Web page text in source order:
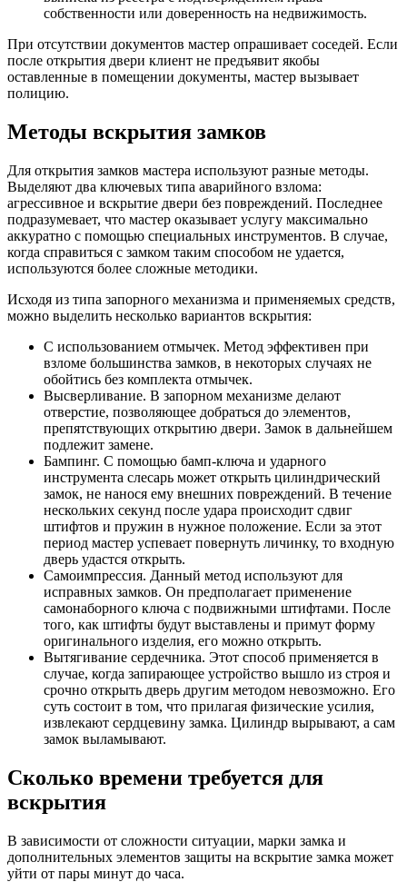
собственности или доверенность на недвижимость.
При отсутствии документов мастер опрашивает соседей. Если
после открытия двери клиент не предъявит якобы
оставленные в помещении документы, мастер вызывает
полицию.
Методы вскрытия замков
Для открытия замков мастера используют разные методы.
Выделяют два ключевых типа аварийного взлома:
агрессивное и вскрытие двери без повреждений. Последнее
подразумевает, что мастер оказывает услугу максимально
аккуратно с помощью специальных инструментов. В случае,
когда справиться с замком таким способом не удается,
используются более сложные методики.
Исходя из типа запорного механизма и применяемых средств,
можно выделить несколько вариантов вскрытия:
С использованием отмычек. Метод эффективен при
взломе большинства замков, в некоторых случаях не
обойтись без комплекта отмычек.
Высверливание. В запорном механизме делают
отверстие, позволяющее добраться до элементов,
препятствующих открытию двери. Замок в дальнейшем
подлежит замене.
Бампинг. С помощью бамп-ключа и ударного
инструмента слесарь может открыть цилиндрический
замок, не нанося ему внешних повреждений. В течение
нескольких секунд после удара происходит сдвиг
штифтов и пружин в нужное положение. Если за этот
период мастер успевает повернуть личинку, то входную
дверь удастся открыть.
Самоимпрессия. Данный метод используют для
исправных замков. Он предполагает применение
самонаборного ключа с подвижными штифтами. После
того, как штифты будут выставлены и примут форму
оригинального изделия, его можно открыть.
Вытягивание сердечника. Этот способ применяется в
случае, когда запирающее устройство вышло из строя и
срочно открыть дверь другим методом невозможно. Его
суть состоит в том, что прилагая физические усилия,
извлекают сердцевину замка. Цилиндр вырывают, а сам
замок выламывают.
Сколько времени требуется для
вскрытия
В зависимости от сложности ситуации, марки замка и
дополнительных элементов защиты на вскрытие замка может
уйти от пары минут до часа.